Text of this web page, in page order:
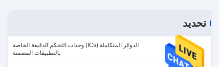
تحديد
الفئة:
الدوائر المتكاملة (ICs) وحدات التحكم الدقيقة الخاصة
بالتطبيقات المضمنة